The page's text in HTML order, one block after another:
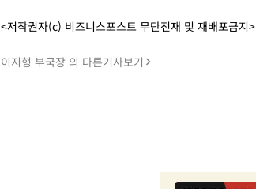
<저작권자(c) 비즈니스포스트 무단전재 및 재배포금지>
이지형 부국장 의 다른기사보기